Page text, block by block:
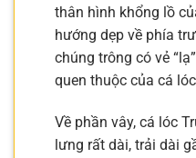
thân hình khổng lồ
hướng dẹp về phía
chúng trông có vẻ
quen thuộc của cá
Về phần vây, cá lóc
lưng rất dài, trải dài